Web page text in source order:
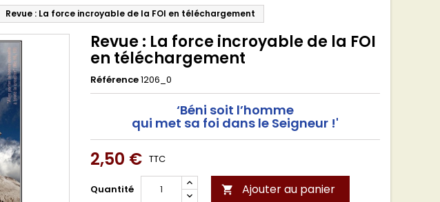
Revue : La force incroyable de la FOI en téléchargement
Revue : La force incroyable de la FOI
en téléchargement
Référence1206_0
‘Béni soit l’homme
qui met sa foi dans le Seigneur !'
2,50 € TTC
Quantité  Ajouter au panier